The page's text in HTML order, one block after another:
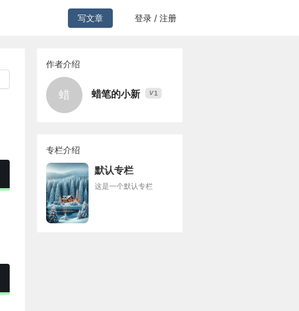
写文章 登录 / 注册
作者介绍
蜡 蜡笔的小新 V1
专栏介绍
默认专栏
这是一个默认专栏